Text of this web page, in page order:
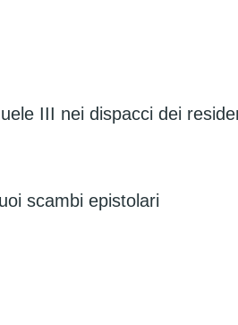
III nei dispacci dei
scambi epistolari